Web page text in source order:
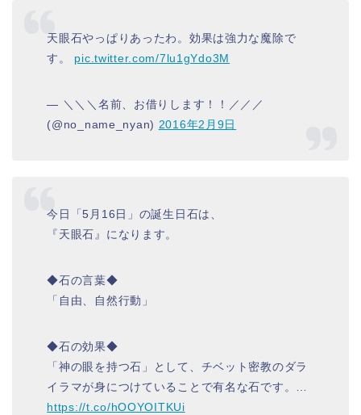
天眼石やっぱりあったわ。効果は強力な魔除で
す。 pic.twitter.com/7lu1gYdo3M
— ＼＼＼名前、お借りします！！／／／
(@no_name_nyan) 2016年2月9日
今日「5月16日」の誕生日石は、
『天眼石』になります。
◆石の言葉◆
「自由、自然行動」
◆石の効果◆
「神の眼を持つ石」として、チベット密教のダラ
イラマが身につけていることで有名な石です。…
https://t.co/hOOYOITKUi